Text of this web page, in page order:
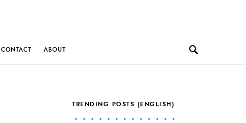
CONTACT ABOUT
TRENDING POSTS (ENGLISH)